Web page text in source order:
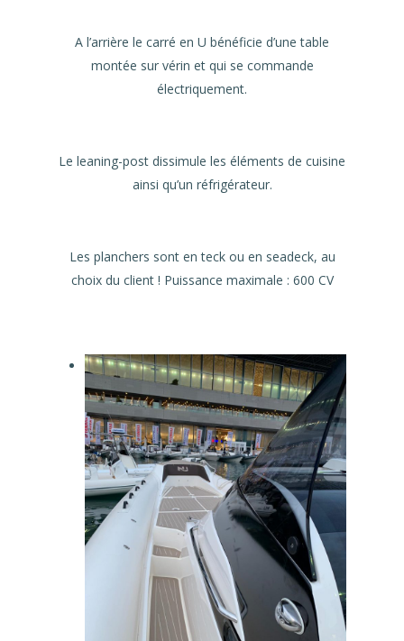
A l’arrière le carré en U bénéficie d’une table
montée sur vérin et qui se commande
électriquement.
Le leaning-post dissimule les éléments de cuisine
ainsi qu’un réfrigérateur.
Les planchers sont en teck ou en seadeck, au
choix du client ! Puissance maximale : 600 CV